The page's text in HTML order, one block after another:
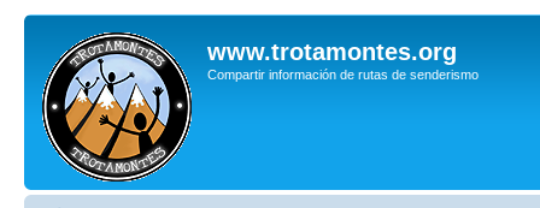
www.trotamontes.org
Compartir información de rutas de senderismo